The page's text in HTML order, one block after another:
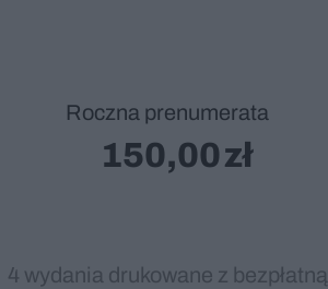
Roczna prenumerata
150,00
4 wydania drukowane z bezpłatną